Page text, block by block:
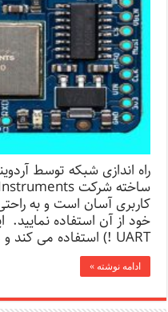
کاربری آسان است و به راحتی
UART !) استفاده می کند و میتوانید داده …
ادامه نوشته »